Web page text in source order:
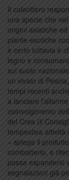
Il coleottero
una specie che
origini asiatiche
piante esotiche
è certo tuttavia è
legno e
sul suolo
un vivaio di
tempi recenti
a lanciare
coinvolgimento
del Crea (il
tempestiva attività
– spiega il
combatterlo, e
possa espandersi
segnalazioni già